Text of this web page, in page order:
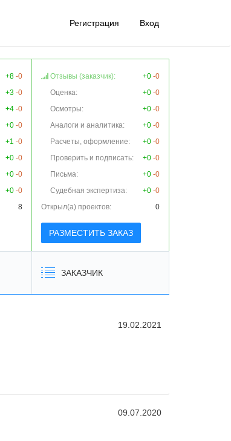
Регистрация Вход
+8 -0
+3 -0
+4 -0
+0 -0
+1 -0
+0 -0
+0 -0
+0 -0
8
Отзывы (заказчик): +0 -0
Оценка:
+0 -0
Осмотры:
+0 -0
Аналоги и аналитика:
+0 -0
Расчеты, оформление:
+0 -0
Проверить и подписать:
+0 -0
Письма:
+0 -0
Судебная экспертиза:
+0 -0
Открыл(а) проектов:
0
РАЗМЕСТИТЬ ЗАКАЗ
ЗАКАЗЧИК
19.02.2021
09.07.2020